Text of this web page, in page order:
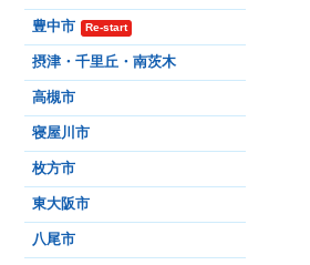
豊中市 Re-start
摂津・千里丘・南茨木
高槻市
寝屋川市
枚方市
東大阪市
八尾市